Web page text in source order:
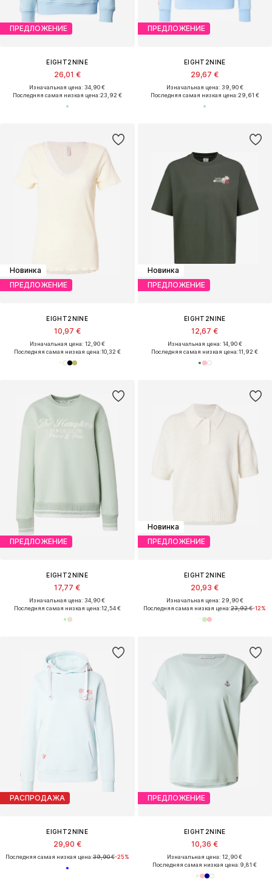
ПРЕДЛОЖЕНИЕ
EIGHT2NINE
26,01 €
Изначальная цена: 34,90 €
Последняя самая низкая цена:23,92 €
ПРЕДЛОЖЕНИЕ
EIGHT2NINE
29,67 €
Изначальная цена: 39,90 €
Последняя самая низкая цена:29,61 €
Новинка
ПРЕДЛОЖЕНИЕ
EIGHT2NINE
10,97 €
Изначальная цена: 12,90 €
Последняя самая низкая цена:10,32 €
Новинка
ПРЕДЛОЖЕНИЕ
EIGHT2NINE
12,67 €
Изначальная цена: 14,90 €
Последняя самая низкая цена:11,92 €
ПРЕДЛОЖЕНИЕ
EIGHT2NINE
17,77 €
Изначальная цена: 34,90 €
Последняя самая низкая цена:12,54 €
Новинка
ПРЕДЛОЖЕНИЕ
EIGHT2NINE
20,93 €
Изначальная цена: 29,90 €
Последняя самая низкая цена:23,92 €-12%
РАСПРОДАЖА
EIGHT2NINE
29,90 €
Последняя самая низкая цена:39,90 €-25%
ПРЕДЛОЖЕНИЕ
EIGHT2NINE
10,36 €
Изначальная цена: 12,90 €
Последняя самая низкая цена:9,81 €